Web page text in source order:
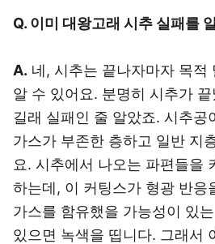
Q. 이미 대왕고래 시추 실패를
A. 네, 시추는 끝나자마자 목적
알 수 있어요. 분명히 시추가
길래 실패인 줄 알았죠. 시추공
가스가 부존한 층하고 일반 지
요. 시추에서 나오는 파편들을
하는데, 이 커팅스가 형광 반응
가스를 함유했을 가능성이 있
있으면 녹색을 띱니다. 그래서